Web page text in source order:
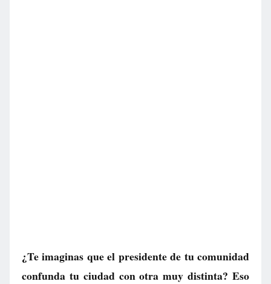
¿Te imaginas que el presidente de tu comunidad
confunda tu ciudad con otra muy distinta? Eso